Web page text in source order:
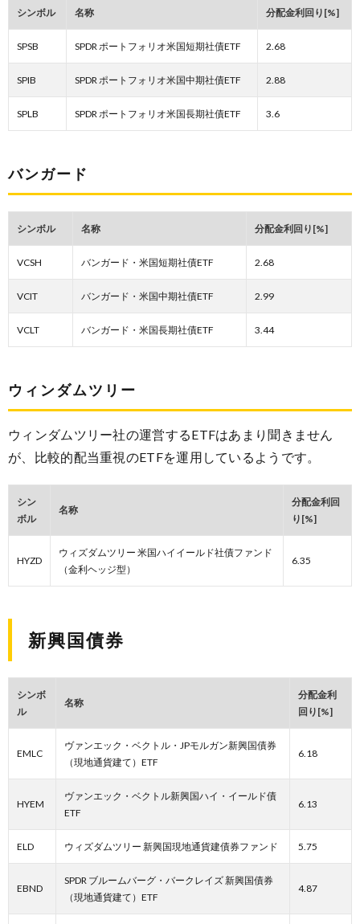
シンボル 名称 分配金利回り[%]
SPSB SPDR ポートフォリオ米国短期社債ETF 2.68
SPIB SPDR ポートフォリオ米国中期社債ETF 2.88
SPLB SPDR ポートフォリオ米国長期社債ETF 3.6
バンガード
シンボル 名称 分配金利回り[%]
VCSH バンガード・米国短期社債ETF 2.68
VCIT バンガード・米国中期社債ETF 2.99
VCLT バンガード・米国長期社債ETF 3.44
ウィンダムツリー
ウィンダムツリー社の運営するETFはあまり聞きません
が、比較的配当重視のETFを運用しているようです。
シン
ボル
名称
分配金利回
り[%]
HYZD
ウィズダムツリー 米国ハイイールド社債ファンド
（金利ヘッジ型）
6.35
新興国債券
シンボ
ル
名称
分配金利
回り[%]
EMLC
ヴァンエック・ベクトル・JPモルガン新興国債券
（現地通貨建て）ETF
6.18
HYEM
ヴァンエック・ベクトル新興国ハイ・イールド債
ETF
6.13
ELD ウィズダムツリー 新興国現地通貨建債券ファンド 5.75
EBND
SPDR ブルームバーグ・バークレイズ 新興国債券
（現地通貨建て）ETF
4.87